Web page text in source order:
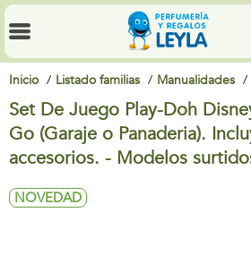
Inicio Listado familias Manualidades
Set De Juego Play-Doh
Go (Garaje o Panaderia).
accesorios. - Modelos
NOVEDAD